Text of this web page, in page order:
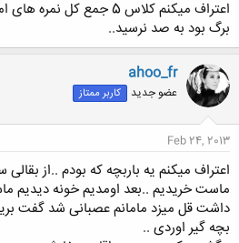
اعتراف میکنم کلاس 5 جمع
برگ بود به صد نرسید..
ahoo_fr
عضو جدید کاربر ممتاز
Feb 24, 2013
اعتراف میکنم یه باربچه که بودم ..از
ماست خریدیم ..بعد اومدیم خونه دیدیم
داشت قل میزد مامانم عصبانی شد گفت
بچه گیر اوردی ..